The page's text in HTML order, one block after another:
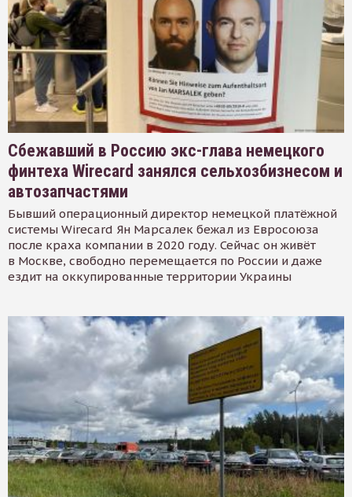
Сбежавший в Россию экс-глава немецкого
финтеха Wirecard занялся сельхозбизнесом и
автозапчастями
Бывший операционный директор немецкой платёжной
системы Wirecard Ян Марсалек бежал из Евросоюза
после краха компании в 2020 году. Сейчас он живёт
в Москве, свободно перемещается по России и даже
ездит на оккупированные территории Украины